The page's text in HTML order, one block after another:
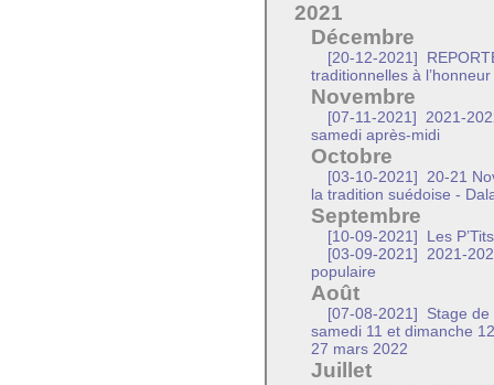
2021
Décembre
[20-12-2021]
traditionnelles à l’honneur
Novembre
[07-11-2021]
2021-
samedi après-midi
Octobre
[03-10-2021]
20-21
la tradition suédoise -
Septembre
[10-09-2021]
Les
[03-09-2021]
2021-
populaire
Août
[07-08-2021]
Stage
samedi 11 et dimanche
27 mars 2022
Juillet